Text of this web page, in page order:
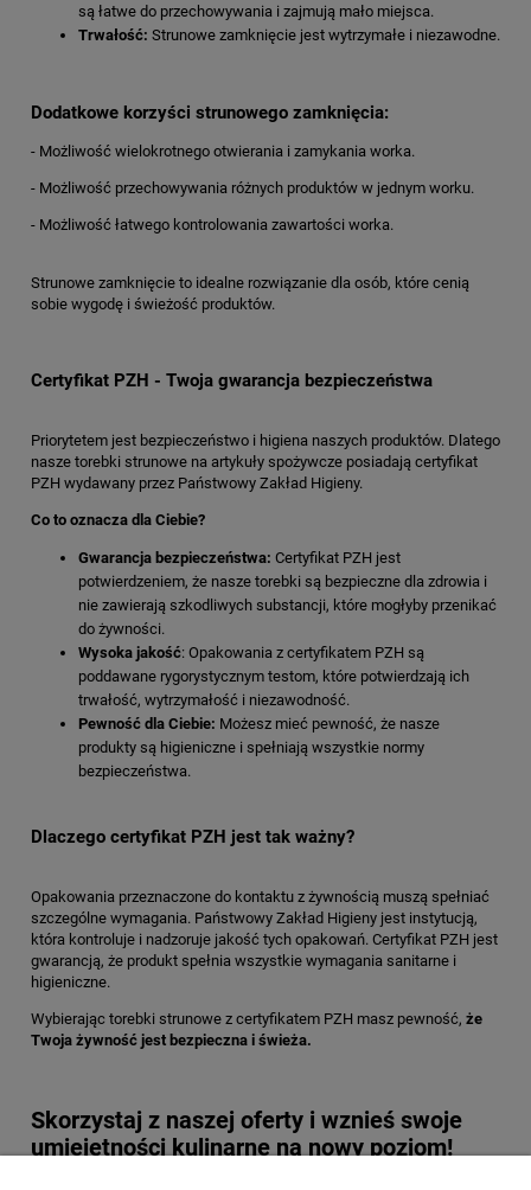
są łatwe do przechowywania i zajmują mało miejsca.
Trwałość: Strunowe zamknięcie jest wytrzymałe i niezawodne.
Dodatkowe korzyści strunowego zamknięcia:
- Możliwość wielokrotnego otwierania i zamykania worka.
- Możliwość przechowywania różnych produktów w jednym worku.
- Możliwość łatwego kontrolowania zawartości worka.
Strunowe zamknięcie to idealne rozwiązanie dla osób, które cenią
sobie wygodę i świeżość produktów.
Certyfikat PZH - Twoja gwarancja bezpieczeństwa
Priorytetem jest bezpieczeństwo i higiena naszych produktów. Dlatego
nasze torebki strunowe na artykuły spożywcze posiadają certyfikat
PZH wydawany przez Państwowy Zakład Higieny.
Co to oznacza dla Ciebie?
Gwarancja bezpieczeństwa: Certyfikat PZH jest
potwierdzeniem, że nasze torebki są bezpieczne dla zdrowia i
nie zawierają szkodliwych substancji, które mogłyby przenikać
do żywności.
Wysoka jakość: Opakowania z certyfikatem PZH są
poddawane rygorystycznym testom, które potwierdzają ich
trwałość, wytrzymałość i niezawodność.
Pewność dla Ciebie: Możesz mieć pewność, że nasze
produkty są higieniczne i spełniają wszystkie normy
bezpieczeństwa.
Dlaczego certyfikat PZH jest tak ważny?
Opakowania przeznaczone do kontaktu z żywnością muszą spełniać
szczególne wymagania. Państwowy Zakład Higieny jest instytucją,
która kontroluje i nadzoruje jakość tych opakowań. Certyfikat PZH jest
gwarancją, że produkt spełnia wszystkie wymagania sanitarne i
higieniczne.
Wybierając torebki strunowe z certyfikatem PZH masz pewność, że
Twoja żywność jest bezpieczna i świeża.
Skorzystaj z naszej oferty i wznieś swoje
umiejętności kulinarne na nowy poziom!